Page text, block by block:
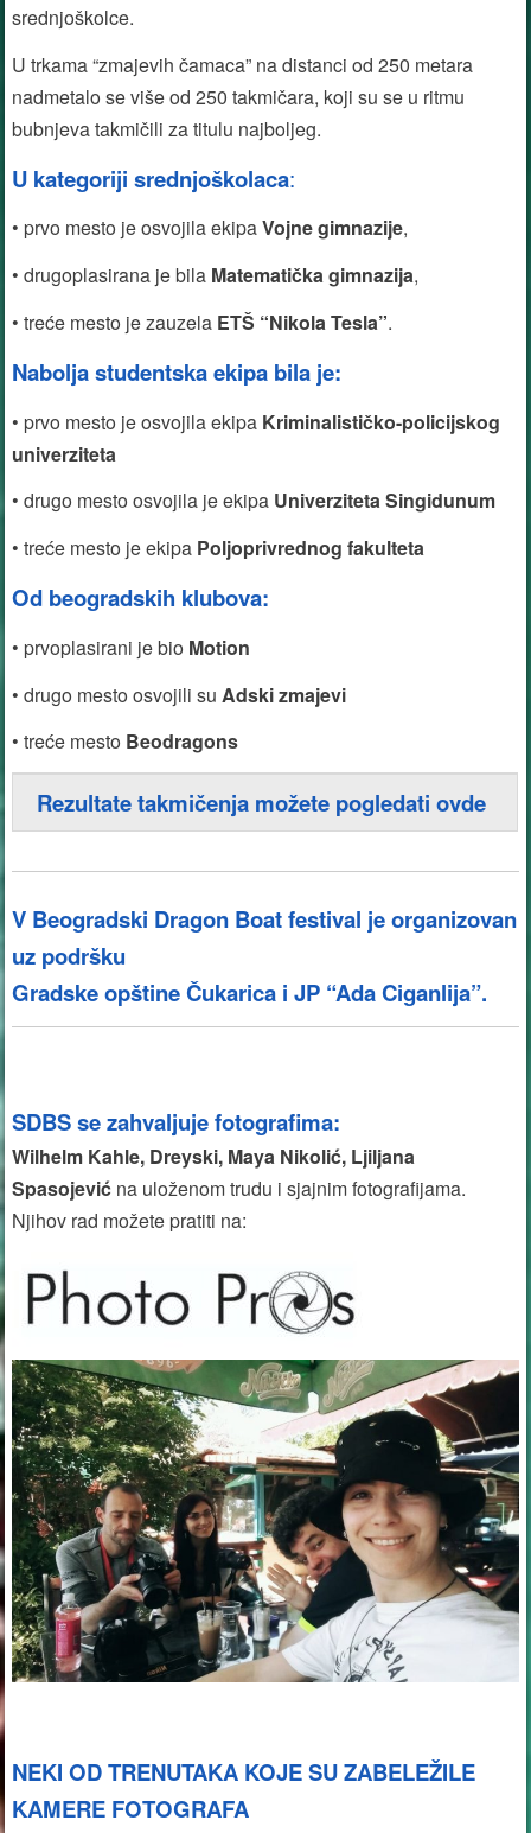
srednjoškolce.
U trkama “zmajevih čamaca” na distanci od 250 metara
nadmetalo se više od 250 takmičara, koji su se u ritmu
bubnjeva takmičili za titulu najboljeg.
U kategoriji srednjoškolaca:
• prvo mesto je osvojila ekipaVojne gimnazije,
• drugoplasirana je bila Matematička gimnazija,
• treće mesto je zauzela ETŠ “Nikola Tesla”.
Nabolja studentska ekipa bila je:
• prvo mesto je osvojila ekipa Kriminalističko-policijskog
univerziteta
• drugo mesto osvojila je ekipa Univerziteta Singidunum
• treće mesto je ekipa Poljoprivrednog fakulteta
Od beogradskih klubova:
• prvoplasirani je bio Motion
• drugo mesto osvojili su Adski zmajevi
• treće mesto Beodragons
Rezultate takmičenja možete pogledati ovde
V Beogradski Dragon Boat festival je organizovan
uz podršku
Gradske opštine Čukarica i JP “Ada Ciganlija”.
SDBS se zahvaljuje fotografima:
Wilhelm Kahle, Dreyski, Maya Nikolić, Ljiljana
Spasojević na uloženom trudu i sjajnim fotografijama.
Njihov rad možete pratiti na:
NEKI OD TRENUTAKA KOJE SU ZABELEŽILE
KAMERE FOTOGRAFA